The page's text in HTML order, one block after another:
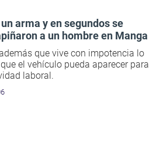
arma y en segundos se
a un hombre en Manga
que vive con impotencia lo
el vehículo pueda aparecer para
laboral.